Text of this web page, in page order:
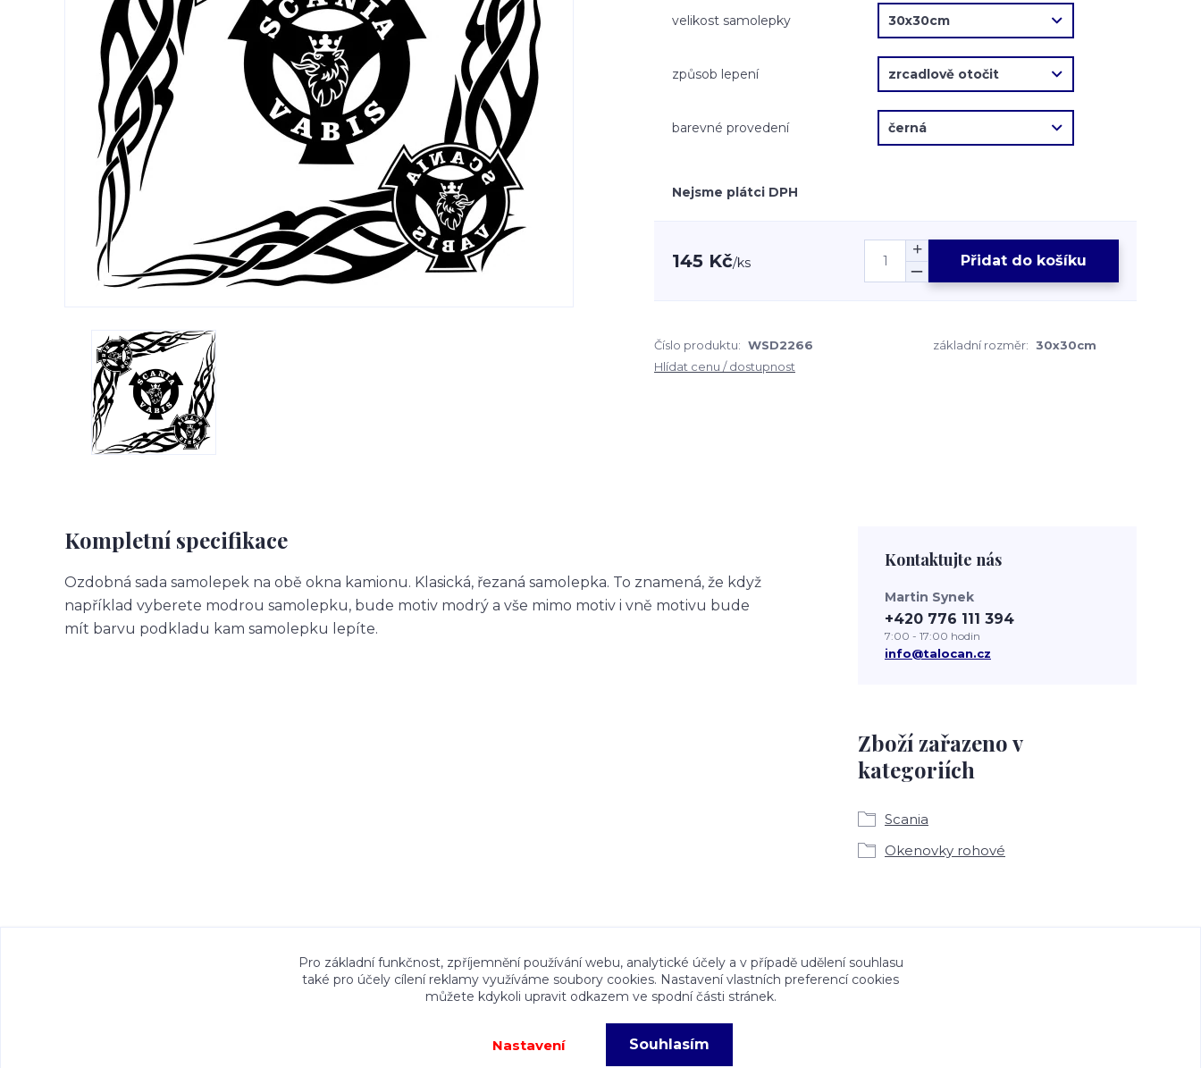
velikost samolepky
způsob lepení
barevné provedení
Nejsme plátci DPH
145 Kč/ks Přidat do košíku
Číslo produktu: WSD2266 základní rozměr: 30x30cm
Hlídat cenu / dostupnost
Kompletní specifikace
Ozdobná sada samolepek na obě okna kamionu. Klasická, řezaná samolepka. To znamená, že když
například vyberete modrou samolepku, bude motiv modrý a vše mimo motiv i vně motivu bude
mít barvu podkladu kam samolepku lepíte.
Zboží zařazeno v
kategoriích
Scania
Okenovky rohové
Kontaktujte nás
Martin Synek
+420 776 111 394
7:00 - 17:00 hodin
info@talocan.cz
Veškeré fotografie, grafické návrhy, vizualizace a textový obsah zveřejněný na stránkách Talocan.cz a CeskeSamolepky.cz jsou chráněny autorským
právem. Jejich použití bez předchozího písemného souhlasu provozovatele je zakázáno.
Pro základní funkčnost, zpříjemnění používání webu, analytické účely a v případě udělení souhlasu
také pro účely cílení reklamy využíváme soubory cookies. Nastavení vlastních preferencí cookies
můžete kdykoli upravit odkazem ve spodní části stránek.
Nastavení Souhlasím